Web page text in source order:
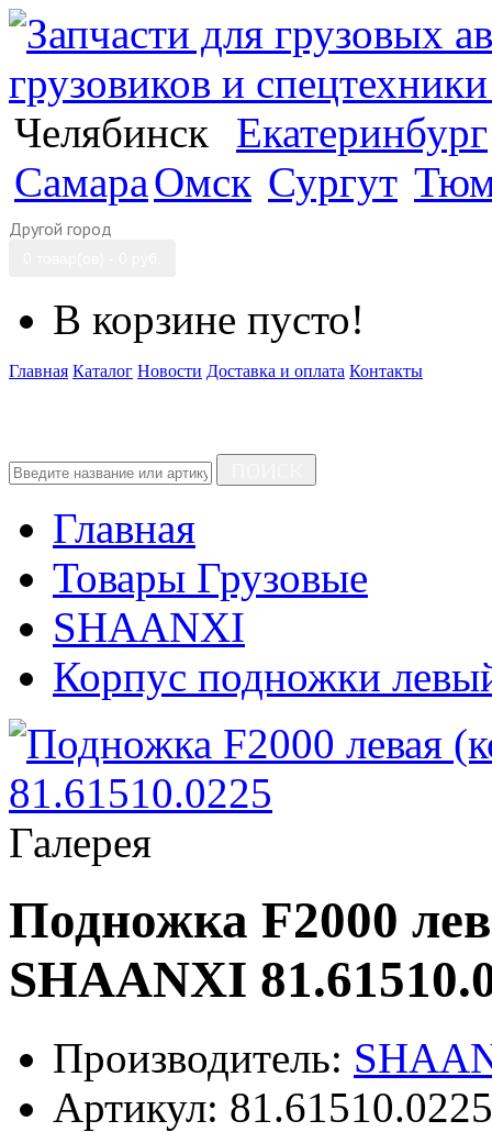
Челябинск
Екатеринбург
СамараОмск Сургут
Другой город
В корзине пусто!
Главная Каталог Новости Доставка и оплата Контакты
Главная
Товары Грузовые
SHAANXI
Корпус подножки
Галерея
Подножка F2000
SHAANXI
Производитель:
Артикул: